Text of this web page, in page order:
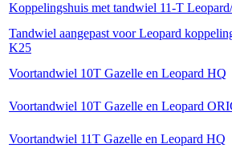
Koppelingshuis met tandwiel 11-T
Tandwiel aangepast voor Leopard
K25
Voortandwiel 10T Gazelle en Leopard HQ
Voortandwiel 10T Gazelle en Leopard
Voortandwiel 11T Gazelle en Leopard HQ